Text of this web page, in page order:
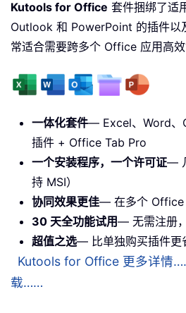
Kutools for Office 套件捆绑了适
Outlook 和 PowerPoint 的插件
常适合需要跨多个 Office 应用高效
一体化套件— Excel、Word、
插件 + Office Tab Pro
一个安装程序，一个许可证—
持 MSI）
协同效果更佳— 在多个 Office
30 天全功能试用— 无需注册
超值之选— 比单独购买插件更
Kutools for Office 更多详情
载……